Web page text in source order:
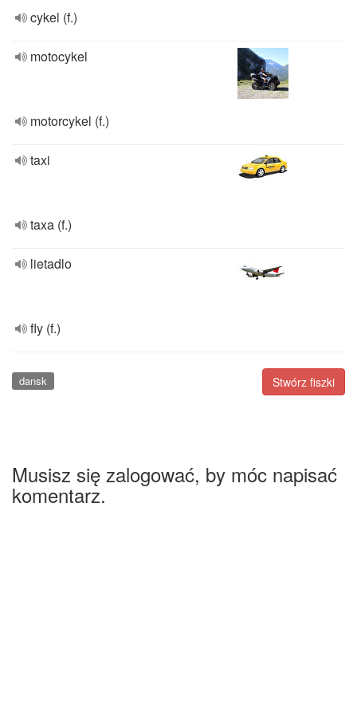
cykel (f.)
motocykel
motorcykel (f.)
taxi
taxa (f.)
lietadlo
fly (f.)
Stwórz fiszki
dansk
Musisz się zalogować, by móc napisać
komentarz.